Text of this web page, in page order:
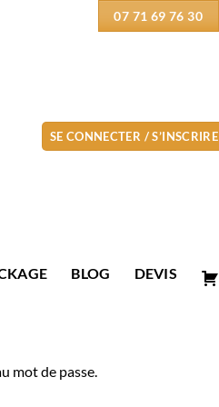
07 71 69 76 30
SE CONNECTER / S’INSCRIRE
BLOG DEVIS
mot de passe.